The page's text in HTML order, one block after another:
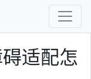
适配怎